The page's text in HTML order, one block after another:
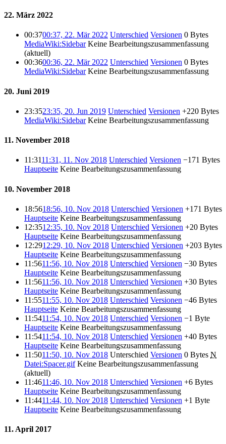
22. März 2022
00:3700:37, 22. Mär 2022 Unterschied Versionen 0 Bytes
MediaWiki:Sidebar‎Keine Bearbeitungszusammenfassung
(aktuell)
00:3600:36, 22. Mär 2022 Unterschied Versionen 0 Bytes
MediaWiki:Sidebar‎Keine Bearbeitungszusammenfassung
20. Juni 2019
23:3523:35, 20. Jun 2019 Unterschied Versionen +220 Bytes
MediaWiki:Sidebar‎Keine Bearbeitungszusammenfassung
11. November 2018
11:3111:31, 11. Nov 2018 Unterschied Versionen −171 Bytes
Hauptseite Keine Bearbeitungszusammenfassung
10. November 2018
18:5618:56, 10. Nov 2018 Unterschied Versionen +171 Bytes
Hauptseite Keine Bearbeitungszusammenfassung
12:3512:35, 10. Nov 2018 Unterschied Versionen +20 Bytes
Hauptseite Keine Bearbeitungszusammenfassung
12:2912:29, 10. Nov 2018 Unterschied Versionen +203 Bytes
Hauptseite Keine Bearbeitungszusammenfassung
11:5611:56, 10. Nov 2018 Unterschied Versionen −30 Bytes
Hauptseite Keine Bearbeitungszusammenfassung
11:5611:56, 10. Nov 2018 Unterschied Versionen +30 Bytes
Hauptseite Keine Bearbeitungszusammenfassung
11:5511:55, 10. Nov 2018 Unterschied Versionen −46 Bytes
Hauptseite Keine Bearbeitungszusammenfassung
11:5411:54, 10. Nov 2018 Unterschied Versionen −1 Byte
Hauptseite Keine Bearbeitungszusammenfassung
11:5411:54, 10. Nov 2018 Unterschied Versionen +40 Bytes
Hauptseite Keine Bearbeitungszusammenfassung
11:5011:50, 10. Nov 2018 Unterschied Versionen 0 Bytes N
Datei:Spacer.gif‎Keine Bearbeitungszusammenfassung
(aktuell)
11:4611:46, 10. Nov 2018 Unterschied Versionen +6 Bytes
Hauptseite Keine Bearbeitungszusammenfassung
11:4411:44, 10. Nov 2018 Unterschied Versionen +1 Byte
Hauptseite Keine Bearbeitungszusammenfassung
11. April 2017